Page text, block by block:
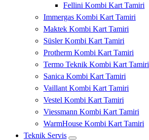
Fellini Kombi Kart Tamiri
Immergas Kombi Kart Tamiri
Maktek Kombi Kart Tamiri
Süsler Kombi Kart Tamiri
Protherm Kombi Kart Tamiri
Termo Teknik Kombi Kart Tamiri
Sanica Kombi Kart Tamiri
Vaillant Kombi Kart Tamiri
Vestel Kombi Kart Tamiri
Viessmann Kombi Kart Tamiri
WarmHouse Kombi Kart Tamiri
Teknik Servis